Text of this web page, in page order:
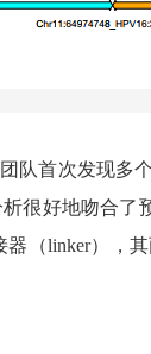
队首次发现多
很好地吻合
器（linker），